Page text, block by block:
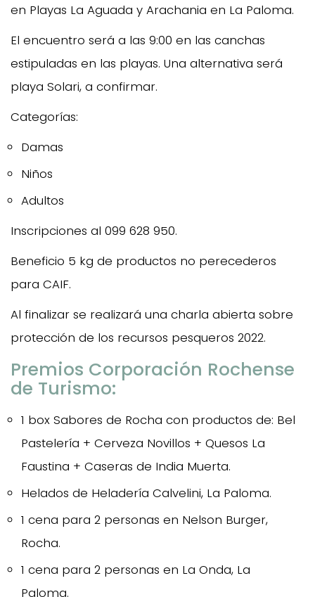
en Playas La Aguada y Arachania en La Paloma.
El encuentro será a las 9:00 en las canchas
estipuladas en las playas. Una alternativa será
playa Solari, a confirmar.
Categorías:
Damas
Niños
Adultos
Inscripciones al 099 628 950.
Beneficio 5 kg de productos no perecederos
para CAIF.
Al finalizar se realizará una charla abierta sobre
protección de los recursos pesqueros 2022.
Premios Corporación Rochense
de Turismo:
1 box Sabores de Rocha con productos de: Bel
Pastelería + Cerveza Novillos + Quesos La
Faustina + Caseras de India Muerta.
Helados de Heladería Calvelini, La Paloma.
1 cena para 2 personas en Nelson Burger,
Rocha.
1 cena para 2 personas en La Onda, La
Paloma.